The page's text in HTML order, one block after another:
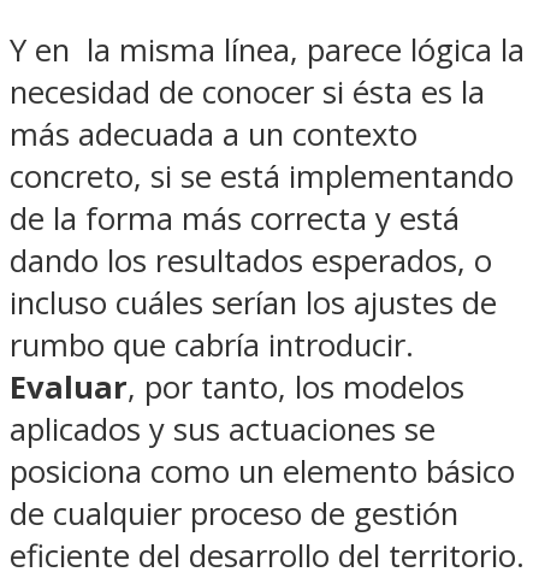
Y en la misma línea, parece lógica la
necesidad de conocer si ésta es la
más adecuada a un contexto
concreto, si se está implementando
de la forma más correcta y está
dando los resultados esperados, o
incluso cuáles serían los ajustes de
rumbo que cabría introducir.
Evaluar, por tanto, los modelos
aplicados y sus actuaciones se
posiciona como un elemento básico
de cualquier proceso de gestión
eficiente del desarrollo del territorio.